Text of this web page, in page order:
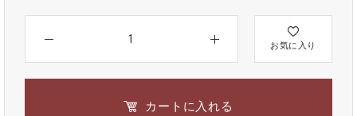
お気に入り
カートに入れる